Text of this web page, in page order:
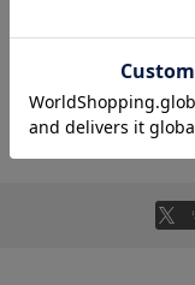
gelato pique
GELATO PIQUE
レビューはマイ
返品・キャンセルに